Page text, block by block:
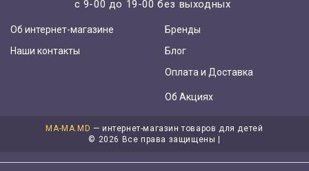
с 9-00 до 19-00 без выходных
Об интернет-магазине
Наши контакты
Бренды
Блог
Оплата и Доставка
Об Акциях
MA-MA.MD — интернет-магазин товаров для детей
© 2026 Все права защищены |